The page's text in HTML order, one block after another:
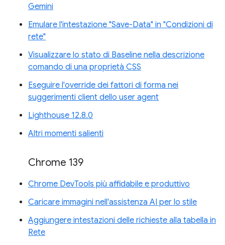
Gemini
Emulare l'intestazione "Save-Data" in "Condizioni di
rete"
Visualizzare lo stato di Baseline nella descrizione
comando di una proprietà CSS
Eseguire l'override dei fattori di forma nei
suggerimenti client dello user agent
Lighthouse 12.8.0
Altri momenti salienti
Chrome 139
Chrome DevTools più affidabile e produttivo
Caricare immagini nell'assistenza AI per lo stile
Aggiungere intestazioni delle richieste alla tabella in
Rete